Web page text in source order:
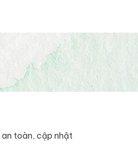
an toàn, cập nhật